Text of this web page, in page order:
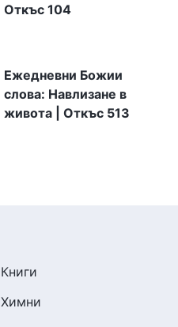
Откъс 104
Ежедневни Божии
слова: Навлизане в
живота | Откъс 513
Книги
Химни